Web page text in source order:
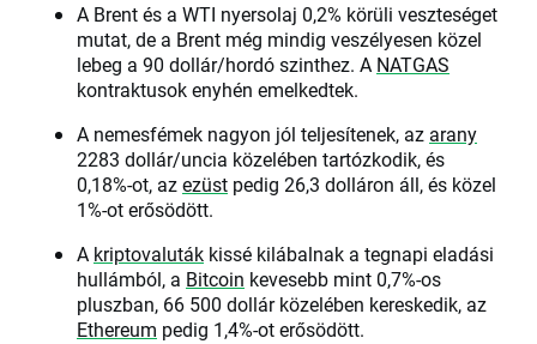
A Brent és a WTI nyersolaj 0,2% körüli veszteséget
mutat, de a Brent még mindig veszélyesen közel
lebeg a 90 dollár/hordó szinthez. A NATGAS
kontraktusok enyhén emelkedtek.
A nemesfémek nagyon jól teljesítenek, az arany
2283 dollár/uncia közelében tartózkodik, és
0,18%-ot, azezüst pedig 26,3 dolláron áll, és közel
1%-ot erősödött.
A kriptovaluták kissé kilábalnak a tegnapi eladási
hullámból, a Bitcoin kevesebb mint 0,7%-os
pluszban, 66 500 dollár közelében kereskedik, az
Ethereum pedig 1,4%-ot erősödött.